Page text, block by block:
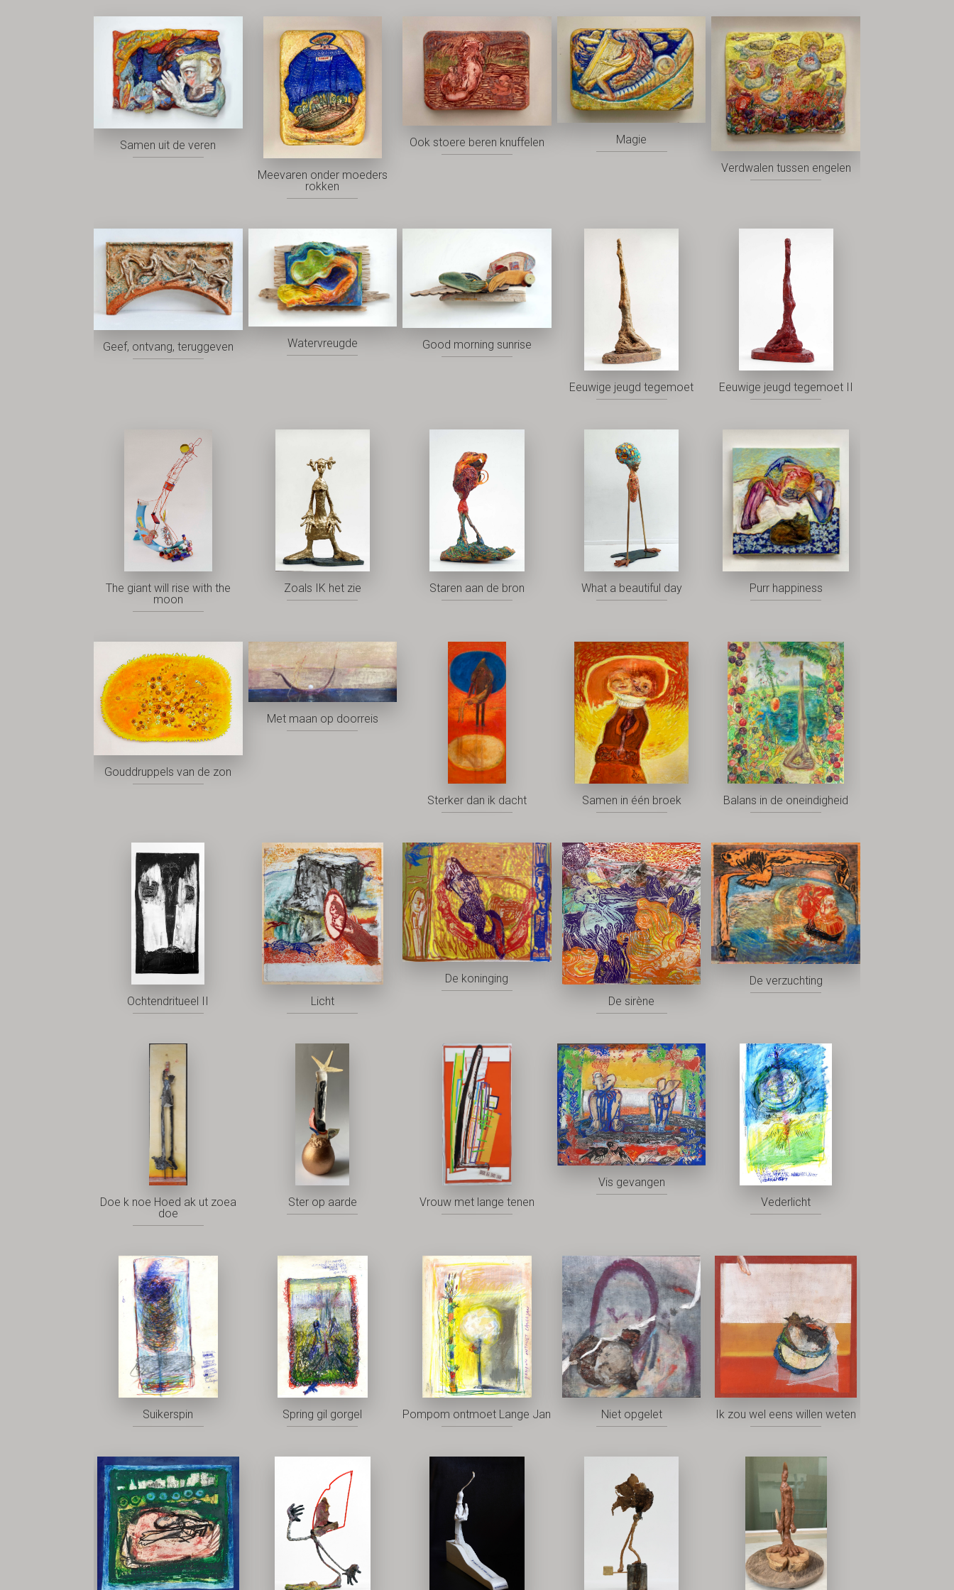
Samen uit de veren
Meevaren onder moeders
rokken
Ook stoere beren knuffelen Magie
Verdwalen tussen engelen
Geef, ontvang, teruggeven Watervreugde Good morning sunrise
Eeuwige jeugd tegemoet Eeuwige jeugd tegemoet II
The giant will rise with the
moon
Zoals IK het zie Staren aan de bron What a beautiful day Purr happiness
Gouddruppels van de zon
Met maan op doorreis
Sterker dan ik dacht Samen in één broek Balans in de oneindigheid
Ochtendritueel II Licht
De koninging
De sirène
De verzuchting
Doe k noe Hoed ak ut zoea
doe
Ster op aarde Vrouw met lange tenen
Vis gevangen
Vederlicht
Suikerspin Spring gil gorgel Pompom ontmoet Lange Jan Niet opgelet Ik zou wel eens willen weten